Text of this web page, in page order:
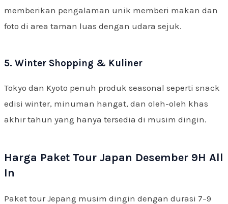
memberikan pengalaman unik memberi makan dan
foto di area taman luas dengan udara sejuk.
5. Winter Shopping & Kuliner
Tokyo dan Kyoto penuh produk seasonal seperti snack
edisi winter, minuman hangat, dan oleh-oleh khas
akhir tahun yang hanya tersedia di musim dingin.
Harga Paket Tour Japan Desember 9H All
In
Paket tour Jepang musim dingin dengan durasi 7–9